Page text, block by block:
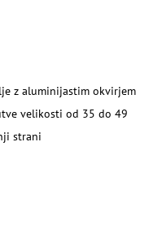
z aluminijastim okvirjem
velikosti od 35 do 49
strani